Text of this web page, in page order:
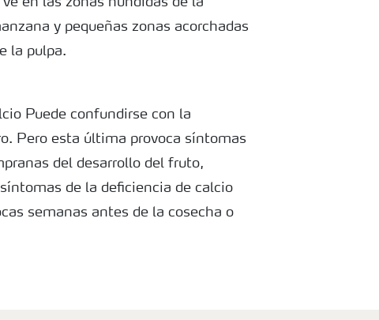
y pequeñas zonas acorchadas
la pulpa.
Puede confundirse con la
Pero esta última provoca síntomas
del desarrollo del fruto,
de la deficiencia de calcio
semanas antes de la cosecha o